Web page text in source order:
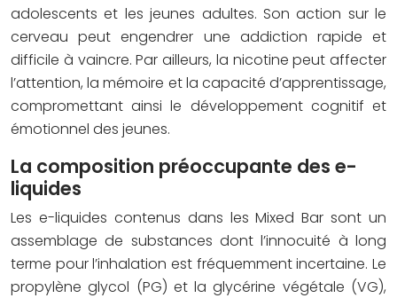
adolescents et les jeunes adultes. Son action sur le
cerveau peut engendrer une addiction rapide et
difficile à vaincre. Par ailleurs, la nicotine peut affecter
l’attention, la mémoire et la capacité d’apprentissage,
compromettant ainsi le développement cognitif et
émotionnel des jeunes.
La composition préoccupante des e-
liquides
Les e-liquides contenus dans les Mixed Bar sont un
assemblage de substances dont l’innocuité à long
terme pour l’inhalation est fréquemment incertaine. Le
propylène glycol (PG) et la glycérine végétale (VG),